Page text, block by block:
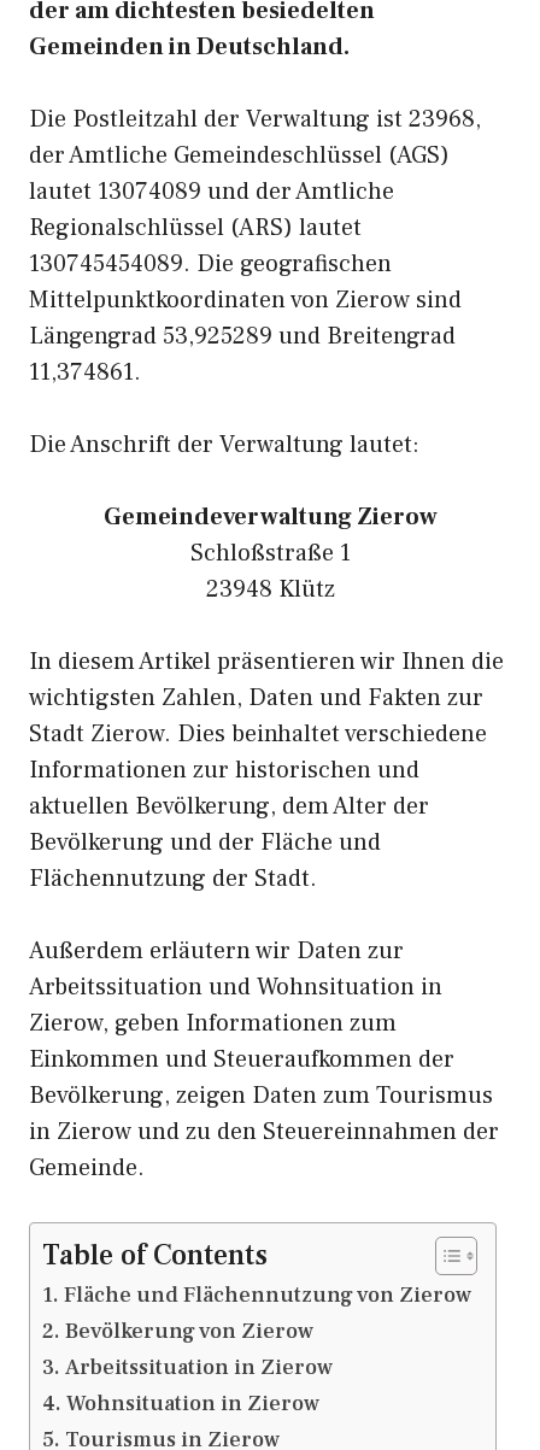
der am dichtesten besiedelten
Gemeinden in Deutschland.
Die Postleitzahl der Verwaltung ist 23968,
der Amtliche Gemeindeschlüssel (AGS)
lautet 13074089 und der Amtliche
Regionalschlüssel (ARS) lautet
130745454089. Die geografischen
Mittelpunktkoordinaten von Zierow sind
Längengrad 53,925289 und Breitengrad
11,374861.
Die Anschrift der Verwaltung lautet:
Gemeindeverwaltung Zierow
Schloßstraße 1
23948 Klütz
In diesem Artikel präsentieren wir Ihnen die
wichtigsten Zahlen, Daten und Fakten zur
Stadt Zierow. Dies beinhaltet verschiedene
Informationen zur historischen und
aktuellen Bevölkerung, dem Alter der
Bevölkerung und der Fläche und
Flächennutzung der Stadt.
Außerdem erläutern wir Daten zur
Arbeitssituation und Wohnsituation in
Zierow, geben Informationen zum
Einkommen und Steueraufkommen der
Bevölkerung, zeigen Daten zum Tourismus
in Zierow und zu den Steuereinnahmen der
Gemeinde.
Table of Contents
Fläche und Flächennutzung von Zierow
Bevölkerung von Zierow
Arbeitssituation in Zierow
Wohnsituation in Zierow
Tourismus in Zierow